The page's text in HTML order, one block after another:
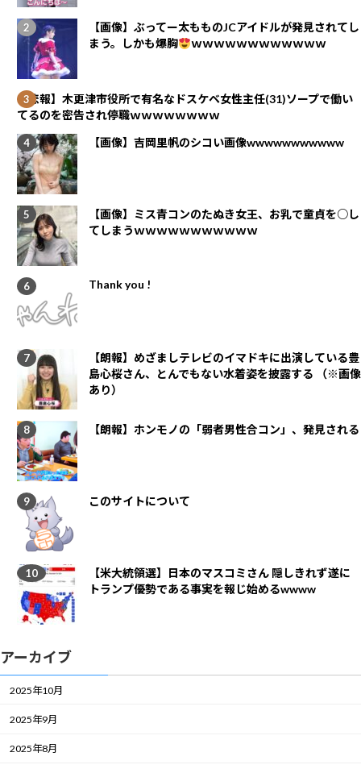
【画像】ぶってー太もものJCアイドルが発見されてし
まう。しかも爆胸
ｗｗｗｗｗｗｗｗｗｗｗｗ
【悲報】木更津市役所で有名なドスケベ女性主任(31)ソープで働い
てるのを密告され停職ｗｗｗｗｗｗｗｗ
【画像】吉岡里帆のシコい画像wwwwwwwwwww
【画像】ミス青コンのたぬき女王、お乳で童貞を○し
てしまうｗｗｗｗｗｗｗｗｗｗｗ
Thank you !
【朗報】めざましテレビのイマドキに出演している豊
島心桜さん、とんでもない水着姿を披露する （※画像
あり）
【朗報】ホンモノの「弱者男性合コン」、発見される
このサイトについて
【米大統領選】日本のマスコミさん 隠しきれず遂に
トランプ優勢である事実を報じ始めるwwww
アーカイブ
2025年10月
2025年9月
2025年8月